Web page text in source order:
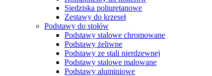
Siedziska poliuretanowe
Zestawy do krzeseł
Podstawy do stołów
Podstawy stalowe chromowane
Podstawy żeliwne
Podstawy ze stali nierdzewnej
Podstawy stalowe malowane
Podstawy aluminiowe